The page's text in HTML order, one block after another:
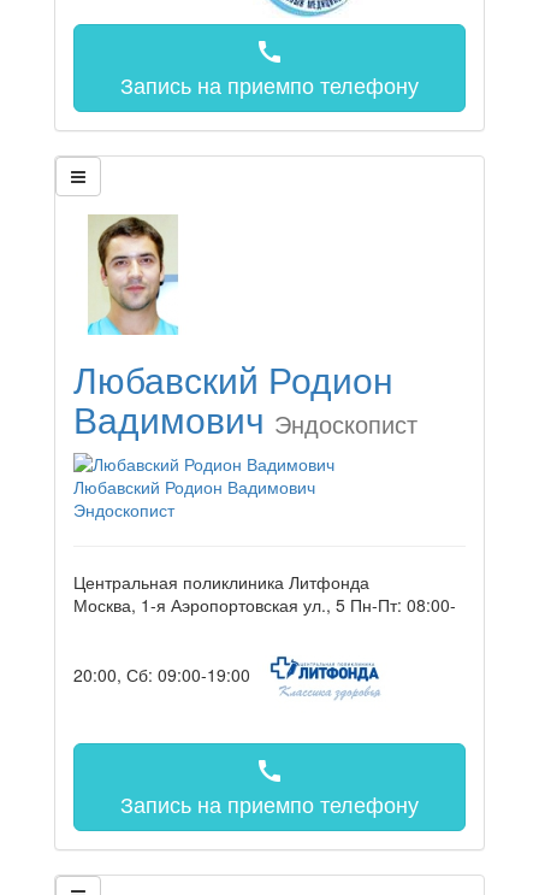
call
Запись на приемпо телефону
Любавский Родион
Вадимович Эндоскопист
Любавский Родион Вадимович
Эндоскопист
Центральная поликлиника Литфонда
Москва, 1-я Аэропортовская ул., 5 Пн-Пт: 08:00-
20:00, Сб: 09:00-19:00
call
Запись на приемпо телефону